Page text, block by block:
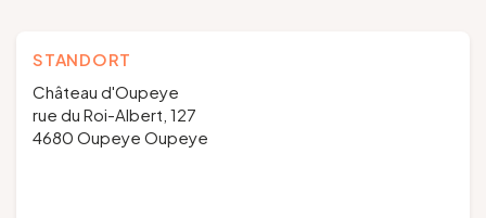
STANDORT
Château d'Oupeye
rue du Roi-Albert, 127
4680 Oupeye Oupeye